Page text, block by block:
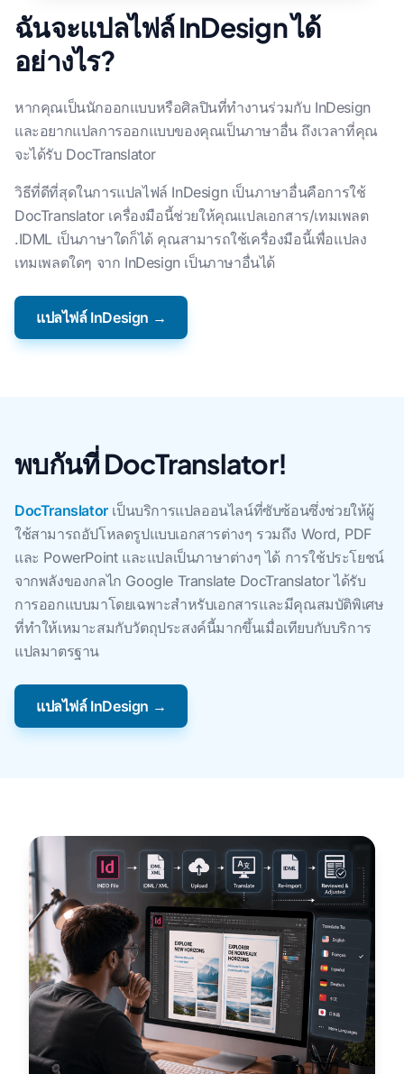
ฉันจะแปลไฟล์ InDesign ได้
อย่างไร?
หากคุณเป็นนักออกแบบหรือศิลปินที่ทํางานร่วมกับ InDesign
และอยากแปลการออกแบบของคุณเป็นภาษาอื่น ถึงเวลาที่คุณ
จะได้รับ DocTranslator
วิธีที่ดีที่สุดในการแปลไฟล์ InDesign เป็นภาษาอื่นคือการใช้
DocTranslator เครื่องมือนี้ช่วยให้คุณแปลเอกสาร/เทมเพลต
.IDML เป็นภาษาใดก็ได้ คุณสามารถใช้เครื่องมือนี้เพื่อแปลง
เทมเพลตใดๆ จาก InDesign เป็นภาษาอื่นได้
แปลไฟล์ InDesign →
พบกันที่ DocTranslator!
DocTranslatorเป็นบริการแปลออนไลน์ที่ซับซ้อนซึ่งช่วยให้ผู้
ใช้สามารถอัปโหลดรูปแบบเอกสารต่างๆ รวมถึง Word, PDF
และ PowerPoint และแปลเป็นภาษาต่างๆ ได้ การใช้ประโยชน์
จากพลังของกลไก Google Translate DocTranslator ได้รับ
การออกแบบมาโดยเฉพาะสําหรับเอกสารและมีคุณสมบัติพิเศษ
ที่ทําให้เหมาะสมกับวัตถุประสงค์นี้มากขึ้นเมื่อเทียบกับบริการ
แปลมาตรฐาน
แปลไฟล์ InDesign →